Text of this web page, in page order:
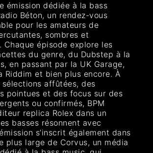
émission dédiée à la bass
Béton, un rendez-vous
pour les amateurs de
sombres et
Chaque épisode explore les
du genre, du Dubstep à la
en passant par la UK Garage,
Riddim et bien plus encore. À
affûtées, des
pointues et des focus sur des
ou confirmés, BPM
replica Rolex dans un
basses résonnent avec
s’inscrit également dans
plus large de Corvus, un média